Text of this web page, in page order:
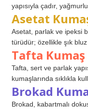
yapısıyla çadır,
Asetat
Asetat, parlak ve ipeksi
türüdür; özellikle şık
Tafta
Tafta, sert ve parlak
kumaşlarında sıklıkla
Brokad
Brokad, kabartmalı